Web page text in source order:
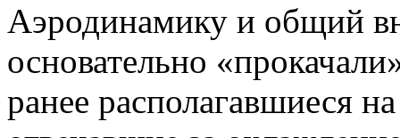
Аэродинамику и общий
основательно
ранее располагавшиеся